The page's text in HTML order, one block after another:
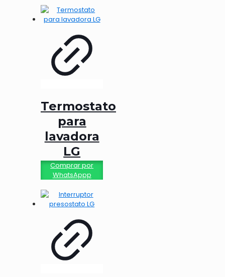
Termostato
para
lavadora
LG
Comprar por
WhatsAppp